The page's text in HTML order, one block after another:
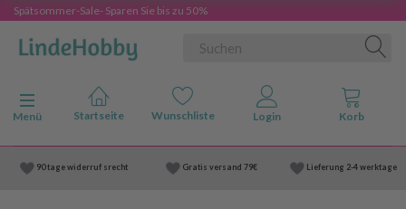
Spätsommer-Sale- Sparen Sie bis zu 50%
Anzeige ändern
Menü
90 tage widerruf srecht Gratis versand 79€ Lieferung 2-4 werktage